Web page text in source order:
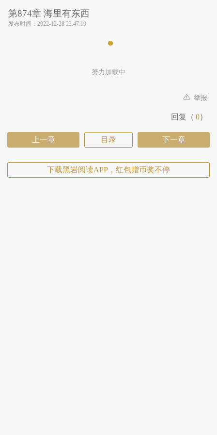
第874章 海里有东西
发布时间： 2022-12-28 22:47:19
努力加载中
举报
回复（ 0）
上一章 目录 下一章
下载黑岩阅读APP，红包赠币奖不停